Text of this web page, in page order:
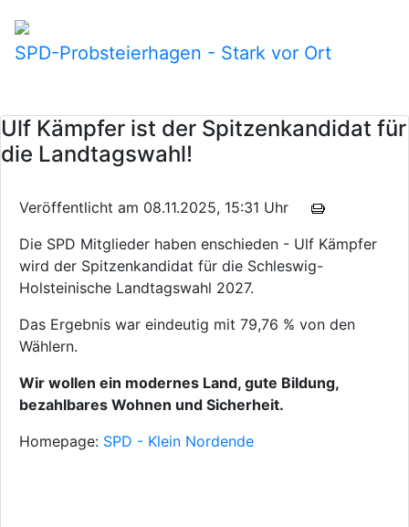
SPD-Probsteierhagen - Stark vor Ort
Ulf Kämpfer ist der Spitzenkandidat für
die Landtagswahl!
Veröffentlicht am 08.11.2025, 15:31 Uhr
Die SPD Mitglieder haben enschieden - Ulf Kämpfer
wird der Spitzenkandidat für die Schleswig-
Holsteinische Landtagswahl 2027.
Das Ergebnis war eindeutig mit 79,76 % von den
Wählern.
Wir wollen ein modernes Land, gute Bildung,
bezahlbares Wohnen und Sicherheit.
Homepage: SPD - Klein Nordende